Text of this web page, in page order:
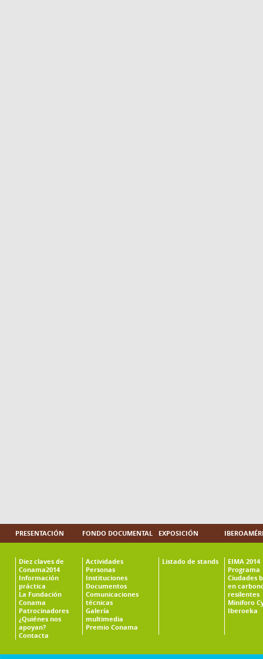
PRESENTACIÓN
Diez claves de
Conama2014
Información
práctica
La Fundación
Conama
Patrocinadores
¿Quiénes nos
apoyan?
Contacta
FONDO DOCUMENTAL
Actividades
Personas
Instituciones
Documentos
Comunicaciones
técnicas
Galería
multimedia
Premio Conama
EXPOSICIÓN
Listado de stands
EIMA 2014
Programa
Ciudades
en
resilentes
Miniforo
Iberoeka